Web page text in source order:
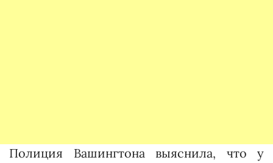
Полиция Вашингтона выяснила, что у